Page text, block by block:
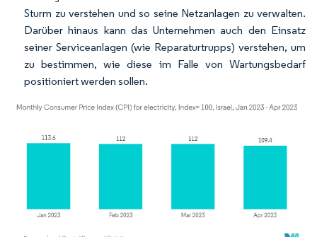
Sturm zu verstehen und so seine Netzanlagen zu verwalten.
Darüber hinaus kann das Unternehmen auch den Einsatz
seiner Serviceanlagen (wie Reparaturtrupps) verstehen, um
zu bestimmen, wie diese im Falle von Wartungsbedarf
positioniert werden sollen.